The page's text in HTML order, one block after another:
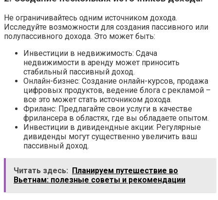
Не ограничивайтесь одним источником дохода.
Исследуйте возможности для создания пассивного или
полупассивного дохода. Это может быть:
Инвестиции в недвижимость: Сдача
недвижимости в аренду может приносить
стабильный пассивный доход.
Онлайн-бизнес: Создание онлайн-курсов, продажа
цифровых продуктов, ведение блога с рекламой –
все это может стать источником дохода.
Фриланс: Предлагайте свои услуги в качестве
фрилансера в областях, где вы обладаете опытом.
Инвестиции в дивидендные акции: Регулярные
дивиденды могут существенно увеличить ваш
пассивный доход.
Читать здесь: Планируем путешествие во
Вьетнам: полезные советы и рекомендации